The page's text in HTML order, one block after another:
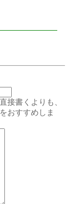
書くよりも、
おすすめしま